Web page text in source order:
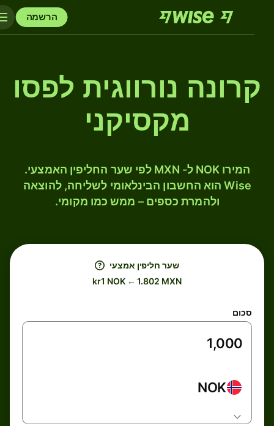
הרשמה
קרונה נורווגית לפסו
מקסיקני
המירו NOK ל- MXN לפי שער החליפין האמצעי.
Wise הוא החשבון הבינלאומי לשליחה, להוצאה
ולהמרת כספים – ממש כמו מקומי.
שער חליפין אמצעי
kr1 NOK ← 1.802 MXN
סכום
NOK